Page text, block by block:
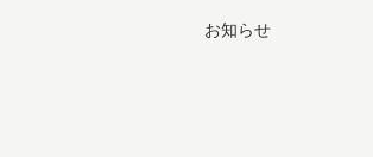
お知らせ